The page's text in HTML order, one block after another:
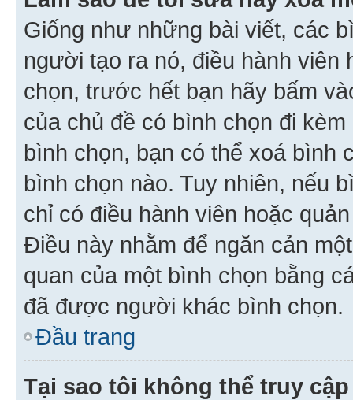
Giống như những bài viết, các
người tạo ra nó, điều hành
chọn, trước hết bạn hãy bấm
của chủ đề có bình chọn đi
bình chọn, bạn có thể xoá bình
bình chọn nào. Tuy nhiên, nếu
chỉ có điều hành viên hoặc
Điều này nhằm để ngăn cản
quan của một bình chọn bằng
đã được người khác bình chọn.
Đầu trang
Tại sao tôi không thể truy